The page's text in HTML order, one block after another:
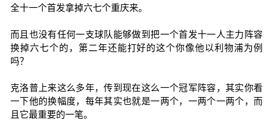
全十一个首发拿掉六七个重庆来。
而且也没有任何一支球队能够做到把一个首发十一人主力阵容
换掉六七个的，第二年还能打好的这个你像他以利物浦为例
吗？
克洛普上来这么多年，传到现在这么一个冠军阵容，其实你看
一下他的换幅度，每年其实也就是一两个，一两个一两个，而
且它最重要的一笔。